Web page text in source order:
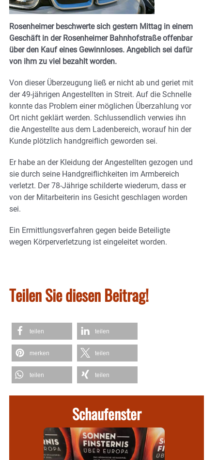
Rosenheimer beschwerte sich gestern Mittag in einem
Geschäft in der Rosenheimer Bahnhofstraße offenbar
über den Kauf eines Gewinnloses. Angeblich sei dafür
von ihm zu viel bezahlt worden.
Von dieser Überzeugung ließ er nicht ab und geriet mit
der 49-jährigen Angestellten in Streit. Auf die Schnelle
konnte das Problem einer möglichen Überzahlung vor
Ort nicht geklärt werden. Schlussendlich verwies ihn
die Angestellte aus dem Ladenbereich, worauf hin der
Kunde plötzlich handgreiflich geworden sei.
Er habe an der Kleidung der Angestellten gezogen und
sie durch seine Handgreiflichkeiten im Armbereich
verletzt. Der 78-Jährige schilderte wiederum, dass er
von der Mitarbeiterin ins Gesicht geschlagen worden
sei.
Ein Ermittlungsverfahren gegen beide Beteiligte
wegen Körperverletzung ist eingeleitet worden.
Teilen Sie diesen Beitrag!
teilen teilen
merken teilen
teilen teilen
Schaufenster